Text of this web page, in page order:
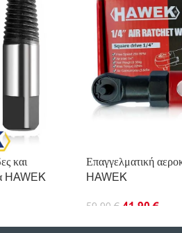
και
HAWEK
Επαγγελματική
HAWEK
59.90 € 41.90€
ΠΡΟΣΘΉΚΗ ΣΤΟ